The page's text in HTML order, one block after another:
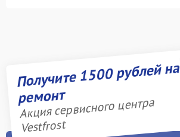
Получите 1500 рублей на
ремонт
Акция сервисного центра
Vestfrost